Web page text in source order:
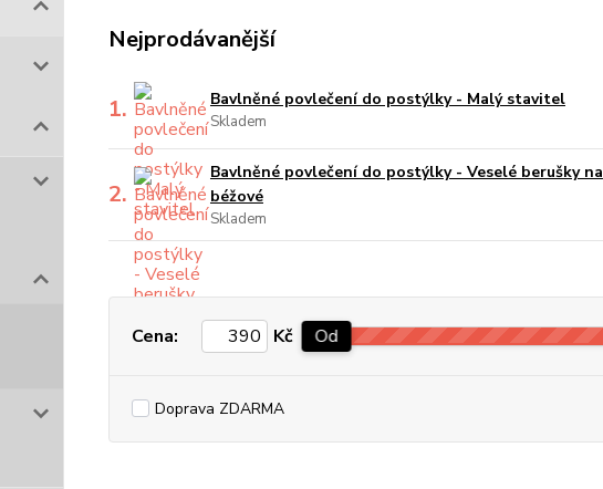
Nejprodávanější
1. Bavlněné povlečení do postýlky - Malý stavitel
Skladem
2.
Bavlněné povlečení do postýlky - Veselé berušky na
béžové
Skladem
Cena: Kč Od
Doprava ZDARMA